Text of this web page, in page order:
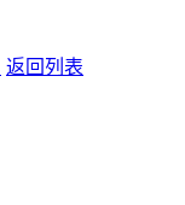
返回列表